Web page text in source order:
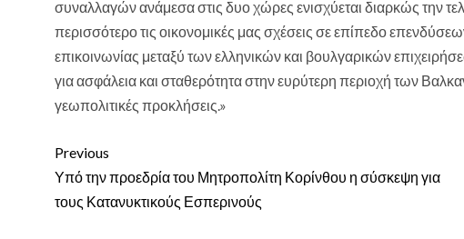
συναλλαγών ανάμεσα στις δυο χώρες ενισχύεται διαρκώς την
περισσότερο τις οικονομικές μας σχέσεις σε επίπεδο
επικοινωνίας μεταξύ των ελληνικών και βουλγαρικών
για ασφάλεια και σταθερότητα στην ευρύτερη περιοχή των
γεωπολιτικές προκλήσεις.»
Continue
Reading
Previous
Υπό την προεδρία του Μητροπολίτη Κορίνθου η σύσκεψη για
τους Κατανυκτικούς Εσπερινούς